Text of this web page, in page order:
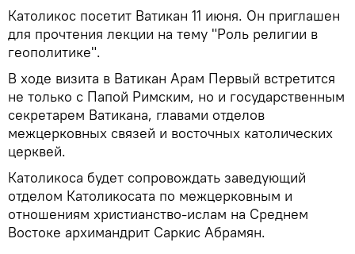
Католикос посетит Ватикан 11 июня. Он приглашен
для прочтения лекции на тему "Роль религии в
геополитике".
В ходе визита в Ватикан Арам Первый встретится
не только с Папой Римским, но и государственным
секретарем Ватикана, главами отделов
межцерковных связей и восточных католических
церквей.
Католикоса будет сопровождать заведующий
отделом Католикосата по межцерковным и
отношениям христианство-ислам на Среднем
Востоке архимандрит Саркис Абрамян.